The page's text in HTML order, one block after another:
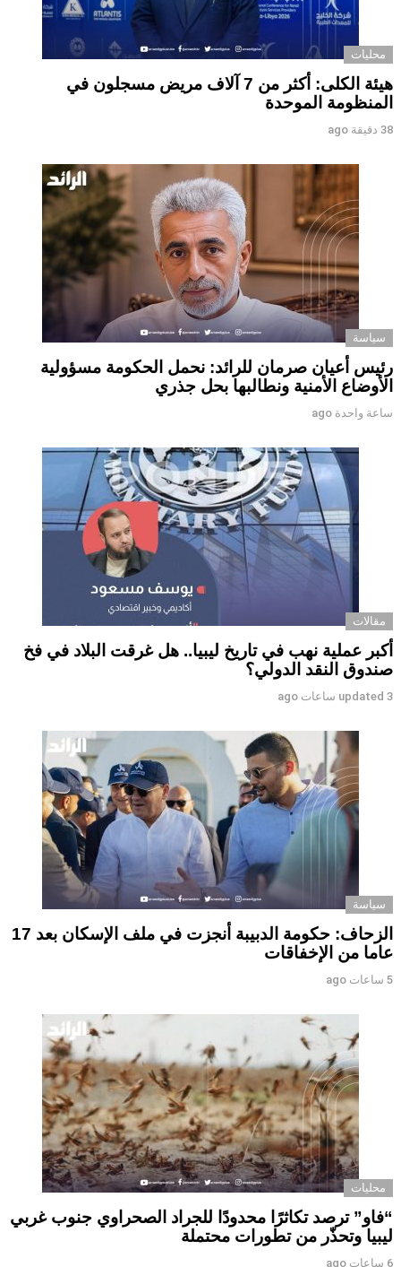
محليات
هيئة الكلى: أكثر من 7 آلاف مريض مسجلون في
المنظومة الموحدة
38 دقيقة ago
سياسة
رئيس أعيان صرمان للرائد: نحمل الحكومة مسؤولية
الأوضاع الأمنية ونطالبها بحل جذري
ساعة واحدة ago
مقالات
أكبر عملية نهب في تاريخ ليبيا.. هل غرقت البلاد في فخ
صندوق النقد الدولي؟
updated 3 ساعات ago
سياسة
الزحاف: حكومة الدبيبة أنجزت في ملف الإسكان بعد 17
عاما من الإخفاقات
5 ساعات ago
محليات
“فاو” ترصد تكاثرًا محدودًا للجراد الصحراوي جنوب غربي
ليبيا وتحذّر من تطورات محتملة
6 ساعات ago